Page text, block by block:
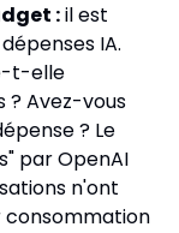
: il est
IA.
t-elle
? Avez-vous
? Le
par OpenAI
n'ont
consommation